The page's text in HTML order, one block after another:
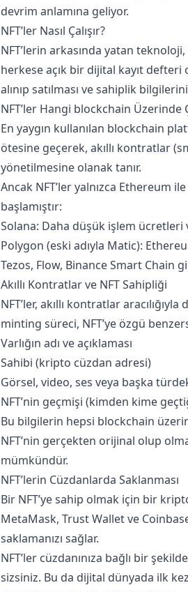
devrim anlamına geliyor.
NFT’ler Nasıl Çalışır?
NFT’lerin arkasında yatan
herkese açık bir dijital kayıt defteri
alınıp satılması ve sahiplik
NFT’ler Hangi blockchain Üzerinde
En yaygın kullanılan blockchain
ötesine geçerek, akıllı kontratlar
yönetilmesine olanak tanır.
Ancak NFT’ler yalnızca Ethereum
başlamıştır:
Solana: Daha düşük işlem ücretleri
Polygon (eski adıyla Matic):
Tezos, Flow, Binance Smart Chain
Akıllı Kontratlar ve NFT Sahipliği
NFT’ler, akıllı kontratlar
minting süreci, NFT’ye özgü
Varlığın adı ve açıklaması
Sahibi (kripto cüzdan adresi)
Görsel, video, ses veya başka
NFT’nin geçmişi (kimden kime
Bu bilgilerin hepsi blockchain
NFT’nin gerçekten orijinal olup
mümkündür.
NFT’lerin Cüzdanlarda Saklanması
Bir NFT’ye sahip olmak için bir
MetaMask, Trust Wallet ve
saklamanızı sağlar.
NFT’ler cüzdanınıza bağlı bir
sizsiniz. Bu da dijital dünyada ilk